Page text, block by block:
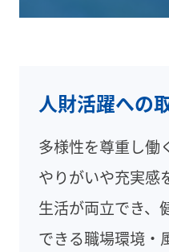
人財活躍への
多様性を尊重し働
やりがいや充実感
生活が両立でき、
できる職場環境・